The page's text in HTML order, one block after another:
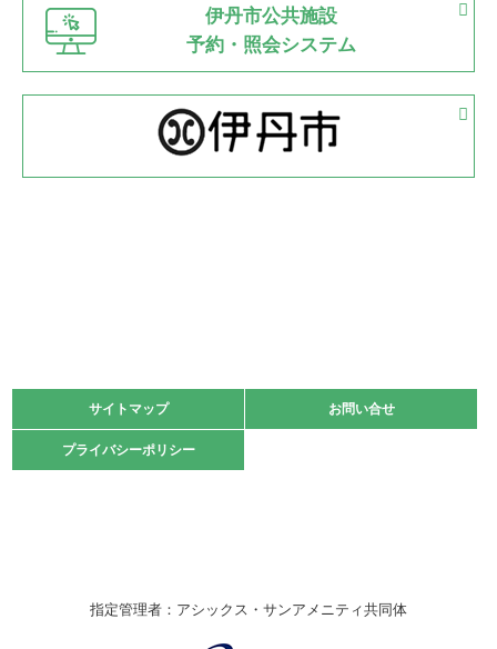
2022.06.12
県知事杯争奪バレーボール大会が開催
緑ケ丘体育館
2022.05.05
体育協会長杯 バドミントン競技の部
2022.05.22
緑ケ丘体育館
2021.10.23
卓球選手権大会ラージボールの部開催☆
伊丹市総合体育大会 バレーボール大会が開催されました
伊丹市公共施設
予約・照会システム
サイトマップ お問い合せ
プライバシーポリシー
サイトマップ お問い合せ
プライバシーポリシー
指定管理者：アシックス・サンアメニティ共同体